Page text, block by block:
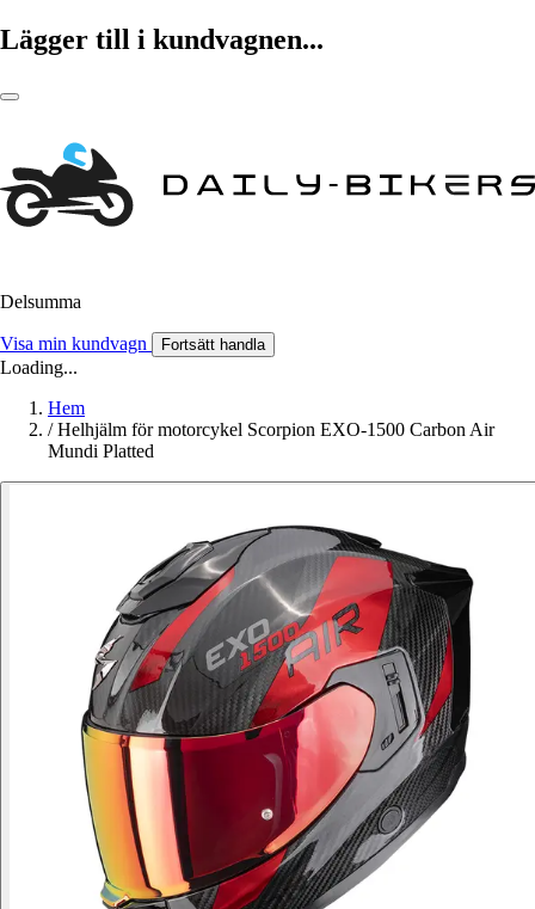
Lägger till i kundvagnen...
Delsumma
Visa min kundvagn Fortsätt handla
Loading...
Hem
/ Helhjälm för motorcykel Scorpion EXO-1500 Carbon Air
Mundi Platted